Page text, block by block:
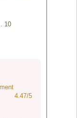
10
4.47/5